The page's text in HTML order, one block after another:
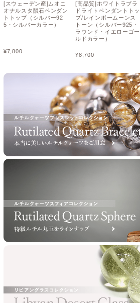
[スウェーデン産]ムオニ
オナルスタ隕石ペンダン
トトップ（シルバー92
5・シルバーカラー）
¥7,800
[高品質]ホワイトラブラ
ドライトペンダントトッ
プ/レインボームーンス
トーン（シルバー925・
ラウンド・イエローゴー
ルドカラー）
¥8,700